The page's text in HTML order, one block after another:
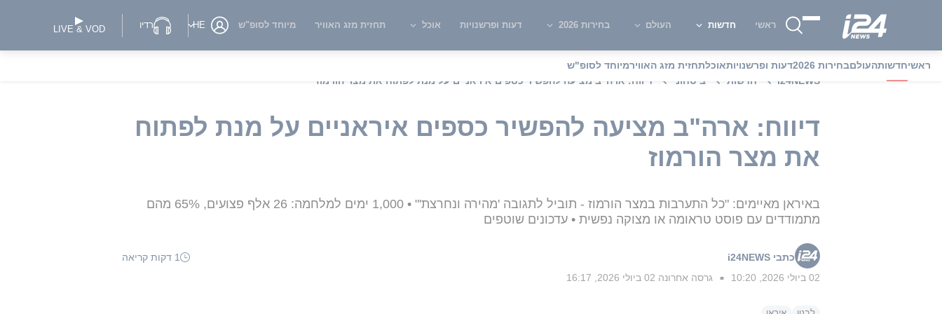
ראשי חדשות העולם בחירות 2026 דעות ופרשנויות אוכל תחזית מזג האוויר מיוחד לסופ"ש HE רדיו LIVE & VOD
ראשיחדשותהעולםבחירות 2026 דעות ופרשנויותאוכלתחזית מזג האווירמיוחד לסופ"ש
i24NEWS
חדשות ביטחוני דיווח: ארה"ב מציעה להפשיר כספים איראניים על מנת לפתוח את מצר הורמוז
דיווח: ארה"ב מציעה להפשיר כספים איראניים על מנת לפתוח
את מצר הורמוז
באיראן מאיימים: "כל התערבות במצר הורמוז - תוביל לתגובה 'מהירה ונחרצת'" • 1,000 ימים למלחמה: 26 אלף פצועים, 65% מהם
מתמודדים עם פוסט טראומה או מצוקה נפשית • עדכונים שוטפים
כתבי i24NEWS
1 דקות קריאה
02 ביולי 2026, 10:20
■ גרסה אחרונה 02 ביולי 2026, 16:17